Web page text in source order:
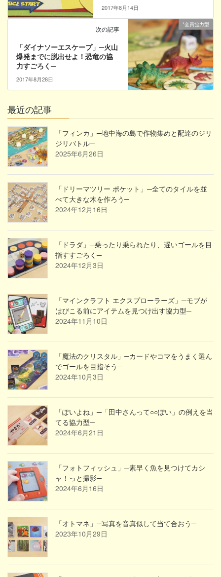
2017年8月14日
*全員協力型
次の記事
「ダイナソーエスケープ」─火山
爆発までに脱出せよ！恐竜の協
力すごろく─
2017年8月28日
最近の記事
「フィンカ」─地中海の島で作物集めと配達のジリ
ジリバトル─
2025年6月26日
「ドリーマツリー ポケット」─全てのタイルを並
べて大きな木を作ろう─
2024年12月16日
「ドラダ」─乗ったり乗られたり、遅いゴールを目
指すすごろく─
2024年12月3日
「マインクラフト エクスプローラーズ」─モブが
はびこる前にアイテムを見つけ出す協力型─
2024年11月10日
「魔法のクリスタル」─カードやコマをうまく選ん
でゴールを目指そう─
2024年10月3日
「ぽいよね」─「田中さんって○○ぽい」の例えを当
てる協力型─
2024年6月21日
「フォトフィッシュ」─素早く魚を見つけてカシ
ャ！っと撮影─
2024年6月16日
「オトマネ」─写真を音真似して当て合おう─
2023年10月29日